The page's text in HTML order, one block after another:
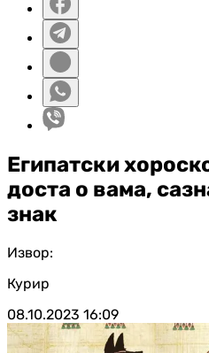
Египатски
доста о вама,
знак
Извор:
Курир
08.10.2023 16:09